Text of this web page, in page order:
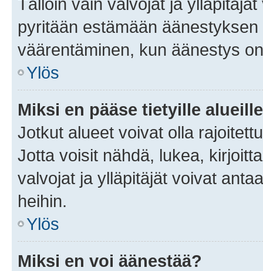
pyritään estämään
väärentäminen, kun äänestys
Ylös
Miksi en pääse tietyille
Jotkut alueet voivat olla
Jotta voisit nähdä, lukea,
valvojat ja ylläpitäjät voivat
heihin.
Ylös
Miksi en voi äänestää?